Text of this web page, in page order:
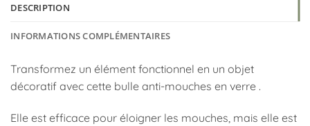
DESCRIPTION
INFORMATIONS COMPLÉMENTAIRES
Transformez un élément fonctionnel en un objet
décoratif avec cette bulle anti-mouches en verre .
Elle est efficace pour éloigner les mouches, mais elle est